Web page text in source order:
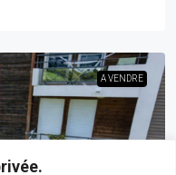
A VENDRE